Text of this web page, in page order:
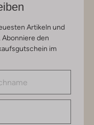
Artikeln und
den
im